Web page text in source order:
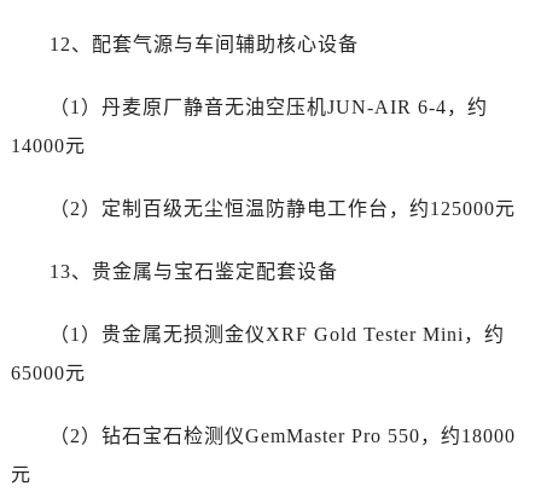
12、配套气源与车间辅助核心设备
（1）丹麦原厂静音无油空压机JUN-AIR 6-4，约
14000元
（2）定制百级无尘恒温防静电工作台，约125000元
13、贵金属与宝石鉴定配套设备
（1）贵金属无损测金仪XRF Gold Tester Mini，约
65000元
（2）钻石宝石检测仪GemMaster Pro 550，约18000
元